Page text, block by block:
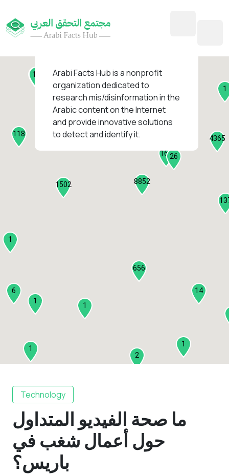
8852
127
4365
1502
14
2
656
118
6
1
11
13
3
2
26
1
1
1
1
1
161
1
Arabi Facts Hubis a nonprofit
organization dedicated to
research mis/disinformation in the
Arabic content on the Internet
and provide innovative solutions
to detect and identify it.
Technology
ما صحة الفيديو المتداول
حول أعمال شغب في
باريس؟